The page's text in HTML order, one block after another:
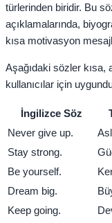
türlerinden biridir. Bu
açıklamalarında,
kısa motivasyon
Aşağıdaki sözler kısa,
kullanıcılar için
İngilizce Söz
Never give up.
Stay strong.
Be yourself.
Dream big.
Keep going.